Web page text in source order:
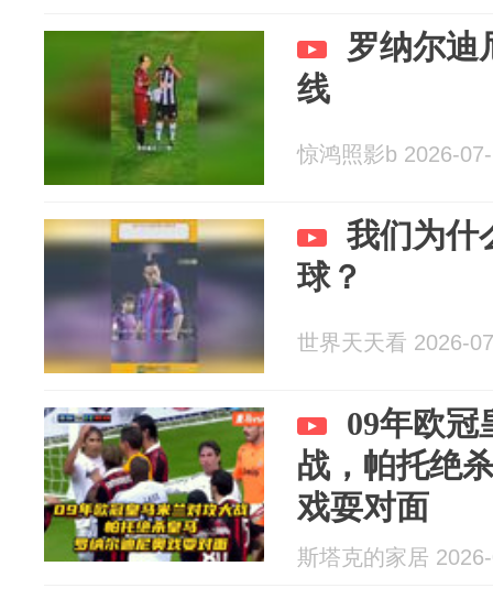
罗纳尔迪
线
惊鸿照影b 2026-
我们为什
球？
世界天天看 2026-
09年欧冠
战，帕托绝
戏耍对面
斯塔克的家居